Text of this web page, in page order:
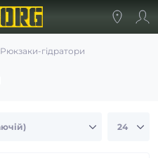
Рюкзаки-гідратори